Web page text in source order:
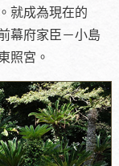
就成為現在的
幕府家臣－小島
照宮。